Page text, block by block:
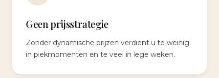
Geen prijsstrategie
Zonder dynamische prijzen verdient u te weinig
in piekmomenten en te veel in lege weken.